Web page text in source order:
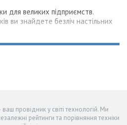
для великих підприємств.
ви знайдете безліч настільних
ваш провідник у світі технологій. Ми
рейтинги та порівняння техніки